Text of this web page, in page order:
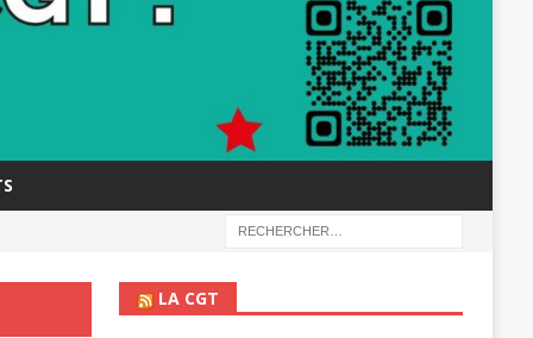
LA CGT